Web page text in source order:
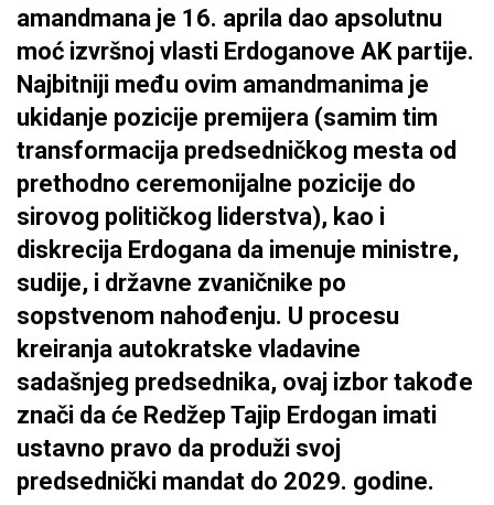
amandmana je 16. aprila dao apsolutnu
moć izvršnoj vlasti Erdoganove AK partije.
Najbitniji među ovim amandmanima je
ukidanje pozicije premijera (samim tim
transformacija predsedničkog mesta od
prethodno ceremonijalne pozicije do
sirovog političkog liderstva), kao i
diskrecija Erdogana da imenuje ministre,
sudije, i državne zvaničnike po
sopstvenom nahođenju. U procesu
kreiranja autokratske vladavine
sadašnjeg predsednika, ovaj izbor takođe
znači da će Redžep Tajip Erdogan imati
ustavno pravo da produži svoj
predsednički mandat do 2029. godine.